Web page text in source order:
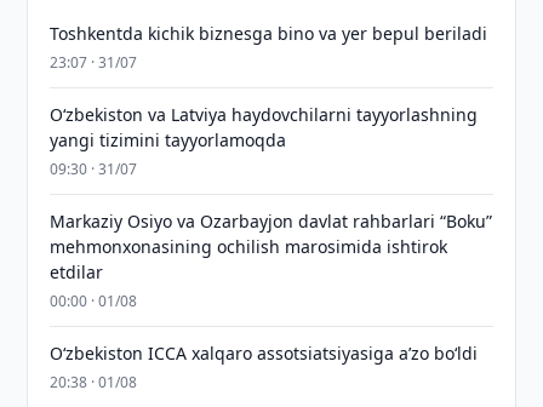
Toshkentda kichik biznesga bino va yer bepul beriladi
23:07 · 31/07
Oʻzbekiston va Latviya haydovchilarni tayyorlashning
yangi tizimini tayyorlamoqda
09:30 · 31/07
Markaziy Osiyo va Ozarbayjon davlat rahbarlari “Boku”
mehmonxonasining ochilish marosimida ishtirok
etdilar
00:00 · 01/08
O‘zbekiston ICCA xalqaro assotsiatsiyasiga aʼzo bo‘ldi
20:38 · 01/08